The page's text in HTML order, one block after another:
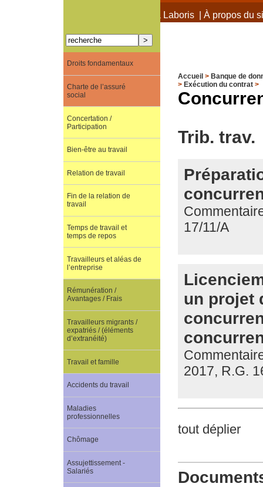
À propos de Terra Laboris| À propos du
Accueil > Banque de
> Exécution du contrat>
Trib. trav.
17/11/A
un projet
2017, R.G.
tout déplier
Droits fondamentaux
Charte de l’assuré
social
Concertation /
Participation
Bien-être au travail
Relation de travail
Fin de la relation de
travail
Temps de travail et
temps de repos
Travailleurs et aléas de
l’entreprise
Rémunération /
Avantages / Frais
Travailleurs migrants /
expatriés / (éléments
d’extranéité)
Travail et famille
Accidents du travail
Maladies
professionnelles
Chômage
Assujettissement -
Salariés